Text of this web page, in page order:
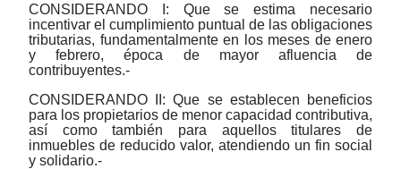
CONSIDERANDO I: Que se estima necesario
incentivar el cumplimiento puntual de las obligaciones
tributarias, fundamentalmente en los meses de enero
y febrero, época de mayor afluencia de
contribuyentes.-
CONSIDERANDO II: Que se establecen beneficios
para los propietarios de menor capacidad contributiva,
así como también para aquellos titulares de
inmuebles de reducido valor, atendiendo un fin social
y solidario.-